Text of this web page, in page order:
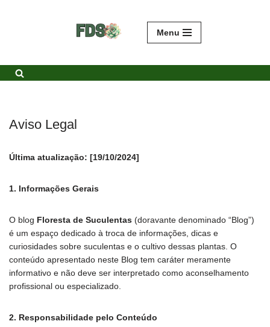
conteúdo
Menu
Aviso Legal
Última atualização: [19/10/2024]
1. Informações Gerais
O blog Floresta de Suculentas (doravante denominado “Blog”)
é um espaço dedicado à troca de informações, dicas e
curiosidades sobre suculentas e o cultivo dessas plantas. O
conteúdo apresentado neste Blog tem caráter meramente
informativo e não deve ser interpretado como aconselhamento
profissional ou especializado.
2. Responsabilidade pelo Conteúdo